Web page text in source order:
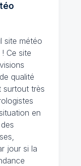
site météo
! Ce site
qualité
surtout très
en
jour si la